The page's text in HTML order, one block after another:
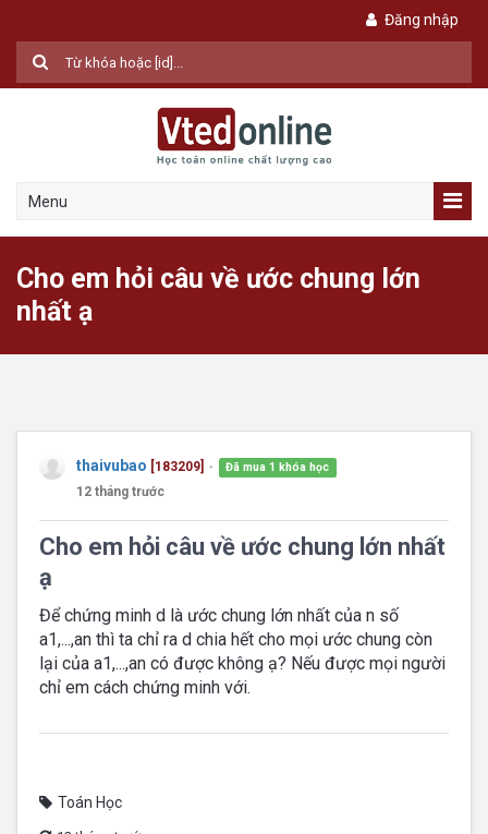
Đăng nhập
Menu
Cho em hỏi câu về ước chung lớn
nhất ạ
thaivubao [183209] ● Đã mua 1 khóa học
12 tháng trước
Cho em hỏi câu về ước chung lớn nhất
ạ
Để chứng minh d là ước chung lớn nhất của n số
a1,...,an thì ta chỉ ra d chia hết cho mọi ước chung còn
lại của a1,...,an có được không ạ? Nếu được mọi người
chỉ em cách chứng minh với.
Toán Học